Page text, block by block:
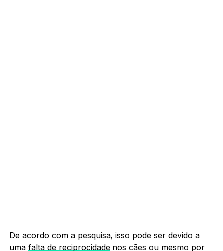
De acordo com a pesquisa, isso pode ser devido a
uma falta de reciprocidadenos cães ou mesmo por